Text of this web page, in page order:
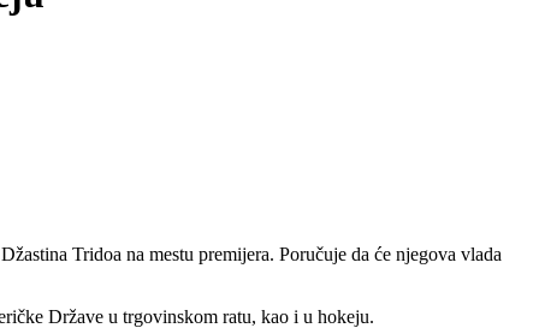
Tridoa na mestu premijera. Poručuje da će njegova vlada
Države u trgovinskom ratu, kao i u hokeju.